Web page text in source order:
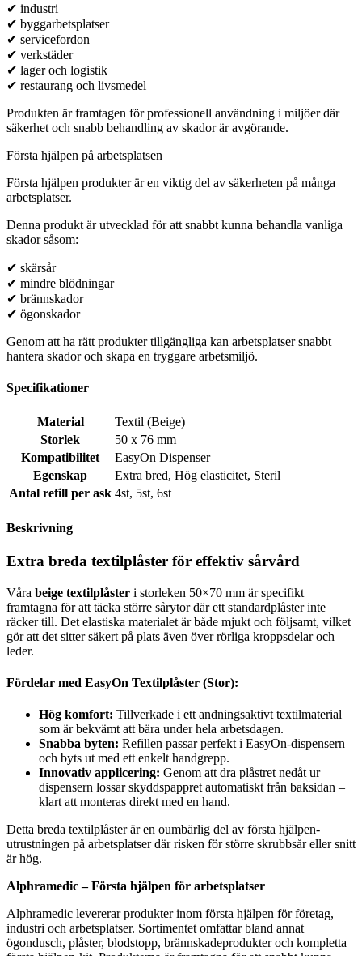
✔ industri
✔ byggarbetsplatser
✔ servicefordon
✔ verkstäder
✔ lager och logistik
✔ restaurang och livsmedel
Produkten är framtagen för professionell användning i miljöer där
säkerhet och snabb behandling av skador är avgörande.
Första hjälpen på arbetsplatsen
Första hjälpen produkter är en viktig del av säkerheten på många
arbetsplatser.
Denna produkt är utvecklad för att snabbt kunna behandla vanliga
skador såsom:
✔ skärsår
✔ mindre blödningar
✔ brännskador
✔ ögonskador
Genom att ha rätt produkter tillgängliga kan arbetsplatser snabbt
hantera skador och skapa en tryggare arbetsmiljö.
Specifikationer
Material
Textil (Beige)
Storlek
50 x 76 mm
Kompatibilitet
EasyOn Dispenser
Egenskap
Extra bred, Hög elasticitet, Steril
Antal refill per ask 4st, 5st, 6st
Beskrivning
Extra breda textilplåster för effektiv sårvård
Våra beige textilplåster i storleken 50×70 mm är specifikt
framtagna för att täcka större sårytor där ett standardplåster inte
räcker till. Det elastiska materialet är både mjukt och följsamt, vilket
gör att det sitter säkert på plats även över rörliga kroppsdelar och
leder.
Fördelar med EasyOn Textilplåster (Stor):
Hög komfort: Tillverkade i ett andningsaktivt textilmaterial
som är bekvämt att bära under hela arbetsdagen.
Snabba byten: Refillen passar perfekt i EasyOn-dispensern
och byts ut med ett enkelt handgrepp.
Innovativ applicering: Genom att dra plåstret nedåt ur
dispensern lossar skyddspappret automatiskt från baksidan –
klart att monteras direkt med en hand.
Detta breda textilplåster är en oumbärlig del av första hjälpen-
utrustningen på arbetsplatser där risken för större skrubbsår eller snitt
är hög.
Alphramedic – Första hjälpen för arbetsplatser
Alphramedic levererar produkter inom första hjälpen för företag,
industri och arbetsplatser. Sortimentet omfattar bland annat
ögondusch, plåster, blodstopp, brännskadeprodukter och kompletta